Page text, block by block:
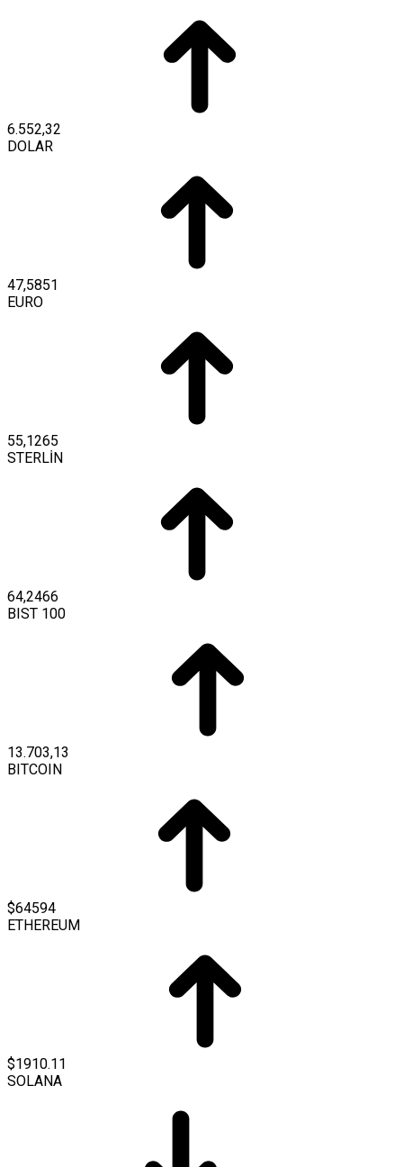
6.552,32
DOLAR
47,5851
EURO
55,1265
STERLİN
64,2466
BIST 100
13.703,13
BITCOIN
$64594
ETHEREUM
$1910.11
SOLANA